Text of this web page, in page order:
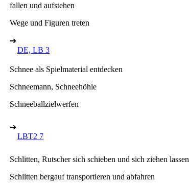
fallen und aufstehen
Wege und Figuren treten
➔
DE, LB 3
Schnee als Spielmaterial entdecken
Schneemann, Schneehöhle
Schneeballzielwerfen
➔
LBT2 7
Schlitten, Rutscher sich schieben und sich ziehen lassen
Schlitten bergauf transportieren und abfahren